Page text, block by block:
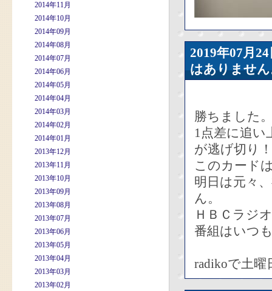
2014年11月
2014年10月
2014年09月
2014年08月
2014年07月
2014年06月
2014年05月
2014年04月
2014年03月
2014年02月
2014年01月
2013年12月
2013年11月
2013年10月
2013年09月
2013年08月
2013年07月
2013年06月
2013年05月
2013年04月
2013年03月
2013年02月
2019年07
はありませ
勝ちました
1点差に追
が逃げ切り！
このカード
明日は元々
ん。
ＨＢＣラジ
番組はいつ
radikoで土